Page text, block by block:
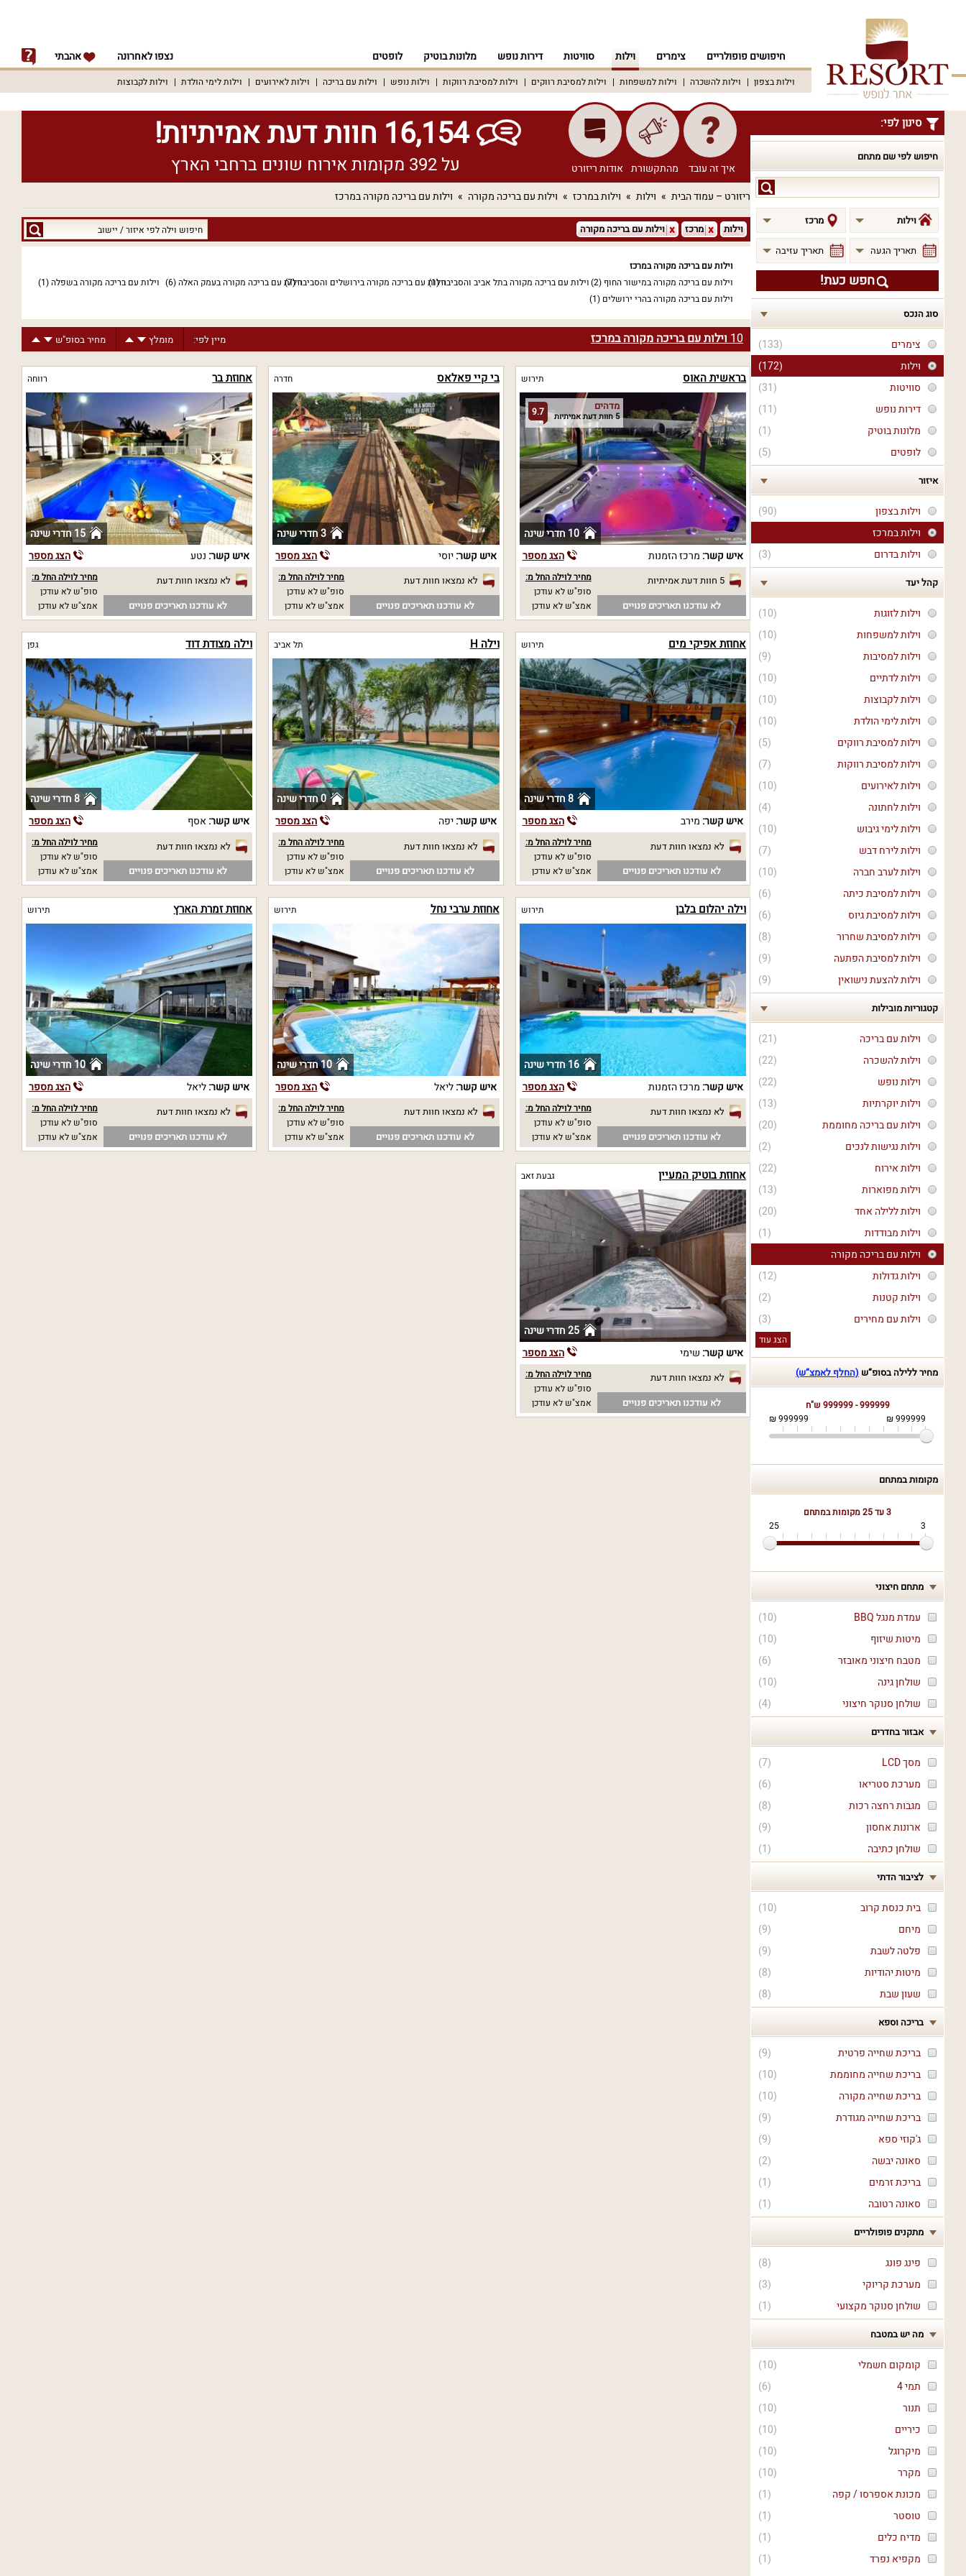
חיפושים פופולריים צימרים וילות סוויטות דירות נופש מלונות בוטיק לופטים נצפו לאחרונה אהבתי
וילות בצפון וילות להשכרה וילות למשפחות וילות למסיבת רווקים וילות למסיבת רווקות וילות נופש וילות עם בריכה וילות לאירועים וילות לימי הולדת וילות לקבוצות
סינון לפי:
חיפוש לפי שם מתחם
לפי
שם
מתחם
וילות מרכז
תאריך הגעה תאריך עזיבה
חפש כעת!
סוג הנכס
(133)
צימרים
(172)
וילות
(31)
סוויטות
(11)
דירות נופש
(1)
מלונות בוטיק
(5)
לופטים
איזור
(90)
וילות בצפון
וילות במרכז
(3)
וילות בדרום
קהל יעד
(10)
וילות לזוגות
(10)
וילות למשפחות
(9)
וילות למסיבות
(10)
וילות לדתיים
(10)
וילות לקבוצות
(10)
וילות לימי הולדת
(5)
וילות למסיבת רווקים
(7)
וילות למסיבת רווקות
(10)
וילות לאירועים
(4)
וילות לחתונה
(10)
וילות לימי גיבוש
(7)
וילות לירח דבש
(10)
וילות לערב חברה
(6)
וילות למסיבת כיתה
(6)
וילות למסיבת גיוס
(8)
וילות למסיבת שחרור
(9)
וילות למסיבת הפתעה
(9)
וילות להצעת נישואין
קטגוריות מובילות
(21)
וילות עם בריכה
(22)
וילות להשכרה
(22)
וילות נופש
(13)
וילות יוקרתיות
(20)
וילות עם בריכה מחוממת
(2)
וילות נגישות לנכים
(22)
וילות אירוח
(13)
וילות מפוארות
(20)
וילות ללילה אחד
(1)
וילות מבודדות
וילות עם בריכה מקורה
(12)
וילות גדולות
(2)
וילות קטנות
(3)
וילות עם מחירים
הצג עוד
מחיר ללילה בסופ“ש (החלף לאמצ“ש)
999999 - 999999 ש"ח
999999 ₪
999999 ₪
מקומות במתחם
3 עד 25
מקומות במתחם
3
25
מתחם חיצוני
(
10
)
עמדת מנגל BBQ
(
10
)
מיטות שיזוף
(
6
)
מטבח חיצוני מאובזר
(
10
)
שולחן גינה
(
4
) שולחן סנוקר חיצוני
אבזור בחדרים
(
7
)
מסך LCD
(
6
)
מערכת סטריאו
(
8
)
מגבות רחצה רכות
(
9
)
ארונות אחסון
(
1
) שולחן כתיבה
לציבור הדתי
(
10
)
בית כנסת קרוב
(
9
)
מיחם
(
9
)
פלטה לשבת
(
8
)
מיטות יהודיות
(
8
) שעון שבת
בריכה וספא
(
9
)
בריכת שחייה פרטית
(
10
)
בריכת שחייה מחוממת
(
10
)
בריכת שחייה מקורה
(
9
)
בריכת שחייה מגודרת
(
9
)
ג'קוזי ספא
(
2
)
סאונה יבשה
(
1
)
בריכת זרמים
(
1
) סאונה רטובה
מתקנים פופולריים
(
8
)
פינג פונג
(
3
)
מערכת קריוקי
(
1
) שולחן סנוקר מקצועי
מה יש במטבח
(
10
)
קומקום חשמלי
(
6
)
תמי 4
(
10
)
תנור
(
10
)
כיריים
(
10
)
מיקרוגל
(
10
)
מקרר
(
1
)
מכונת אספרסו / קפה
(
1
)
טוסטר
(
1
)
מדיח כלים
(
1
)
מקפיא נפרד
איך זה עובד מהתקשורת אודות ריזורט
16,154 חוות דעת אמיתיות!
על 392 מקומות אירוח שונים ברחבי הארץ
ריזורט – עמוד הבית וילות וילות במרכז וילות עם בריכה מקורה וילות עם בריכה מקורה במרכז
חיפוש
וילה
איזור
וילות מרכז וילות עם בריכה מקורה
וילות עם בריכה מקורה במרכז
וילות עם בריכה מקורה במישור החוף(2) וילות עם בריכה מקורה בתל אביב והסביבה(1)
וילות עם בריכה מקורה בירושלים והסביבה(7)
וילות עם בריכה מקורה בעמק האלה(6) וילות עם בריכה מקורה בשפלה(1)
וילות עם בריכה מקורה בהרי ירושלים (1)
10וילות עם בריכה מקורה במרכז מיין לפי: מומלץ מחיר בסופ"ש
בראשית האוס תירוש
9.7 מדהים
5 חוות דעת אמיתיות
10 חדרי שינה
איש קשר: מרכז הזמנות הצג מספר
5 חוות דעת אמיתיות
לא עודכנו תאריכים פנויים
מחיר לוילה החל מ:
סופ"ש לא עודכן
אמצ"ש לא עודכן
בי קיי פאלאס חדרה
3 חדרי שינה
איש קשר:יוסי הצג מספר
לא נמצאו חוות דעת
לא עודכנו תאריכים פנויים
מחיר לוילה החל מ:
סופ"ש לא עודכן
אמצ"ש לא עודכן
אחוזת בר רווחה
15 חדרי שינה
איש קשר: נטע הצג מספר
לא נמצאו חוות דעת
לא עודכנו תאריכים פנויים
מחיר לוילה החל מ:
סופ"ש לא עודכן
אמצ"ש לא עודכן
אחוזת אפיקי מים תירוש
8 חדרי שינה
איש קשר: מירב הצג מספר
לא נמצאו חוות דעת
לא עודכנו תאריכים פנויים
מחיר לוילה החל מ:
סופ"ש לא עודכן
אמצ"ש לא עודכן
וילה H תל אביב
0 חדרי שינה
איש קשר:יפה הצג מספר
לא נמצאו חוות דעת
לא עודכנו תאריכים פנויים
מחיר לוילה החל מ:
סופ"ש לא עודכן
אמצ"ש לא עודכן
וילה מצודת דוד גפן
8 חדרי שינה
איש קשר: אסף הצג מספר
לא נמצאו חוות דעת
לא עודכנו תאריכים פנויים
מחיר לוילה החל מ:
סופ"ש לא עודכן
אמצ"ש לא עודכן
וילה יהלום בלבן תירוש
16 חדרי שינה
איש קשר: מרכז הזמנות הצג מספר
לא נמצאו חוות דעת
לא עודכנו תאריכים פנויים
מחיר לוילה החל מ:
סופ"ש לא עודכן
אמצ"ש לא עודכן
אחוזת ערבי נחל תירוש
10 חדרי שינה
איש קשר:ליאל הצג מספר
לא נמצאו חוות דעת
לא עודכנו תאריכים פנויים
מחיר לוילה החל מ:
סופ"ש לא עודכן
אמצ"ש לא עודכן
אחוזת זמרת הארץ תירוש
10 חדרי שינה
איש קשר:ליאל הצג מספר
לא נמצאו חוות דעת
לא עודכנו תאריכים פנויים
מחיר לוילה החל מ:
סופ"ש לא עודכן
אמצ"ש לא עודכן
אחוזת בוטיק המעיין גבעת זאב
25 חדרי שינה
איש קשר: שימי הצג מספר
לא נמצאו חוות דעת
לא עודכנו תאריכים פנויים
מחיר לוילה החל מ:
סופ"ש לא עודכן
אמצ"ש לא עודכן